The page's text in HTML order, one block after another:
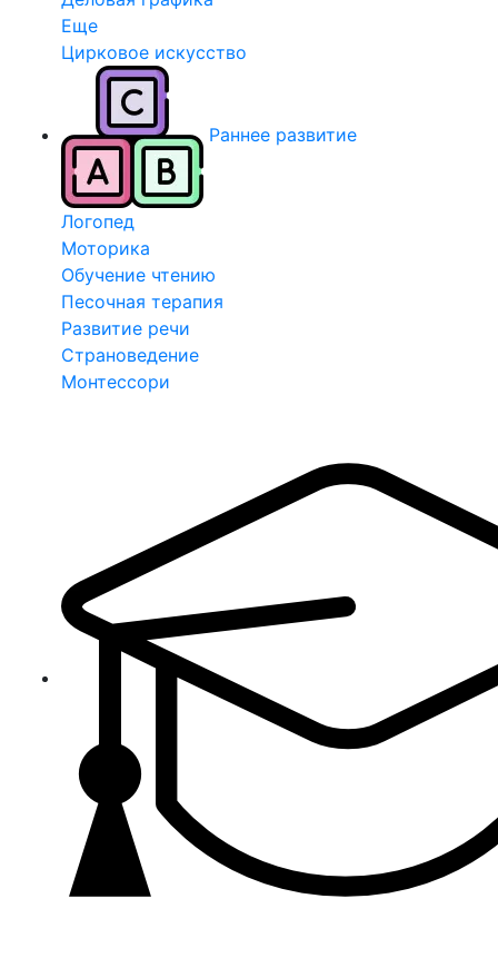
Еще
Цирковое искусство
Раннее развитие
Логопед
Моторика
Обучение чтению
Песочная терапия
Развитие речи
Страноведение
Монтессори